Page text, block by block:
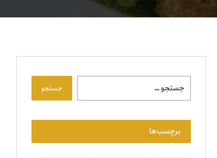
جستجو
برچسب‌ها